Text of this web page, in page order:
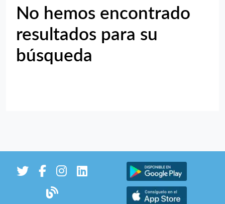
No hemos encontrado
resultados para su
búsqueda